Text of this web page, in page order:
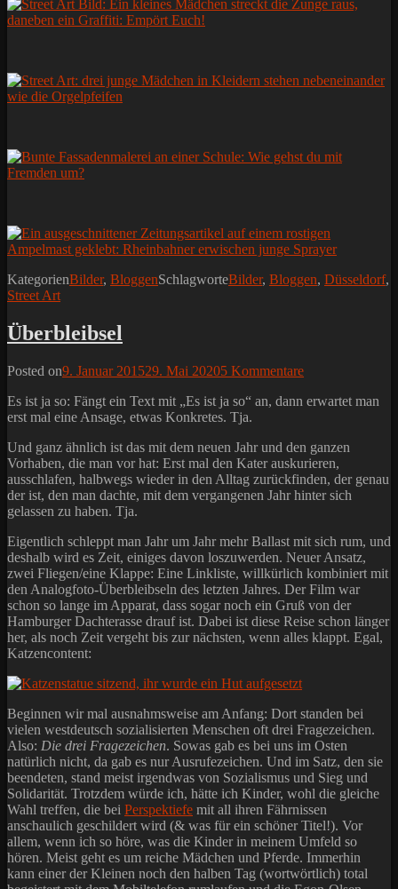
KategorienBilder, BloggenSchlagworteBilder, Bloggen, Düsseldorf,
Street Art
Überbleibsel
Posted on9. Januar 201529. Mai 20205 Kommentare
Es ist ja so: Fängt ein Text mit „Es ist ja so“ an, dann erwartet man
erst mal eine Ansage, etwas Konkretes. Tja.
Und ganz ähnlich ist das mit dem neuen Jahr und den ganzen
Vorhaben, die man vor hat: Erst mal den Kater auskurieren,
ausschlafen, halbwegs wieder in den Alltag zurückfinden, der genau
der ist, den man dachte, mit dem vergangenen Jahr hinter sich
gelassen zu haben. Tja.
Eigentlich schleppt man Jahr um Jahr mehr Ballast mit sich rum, und
deshalb wird es Zeit, einiges davon loszuwerden. Neuer Ansatz,
zwei Fliegen/eine Klappe: Eine Linkliste, willkürlich kombiniert mit
den Analogfoto-Überbleibseln des letzten Jahres. Der Film war
schon so lange im Apparat, dass sogar noch ein Gruß von der
Hamburger Dachterasse drauf ist. Dabei ist diese Reise schon länger
her, als noch Zeit vergeht bis zur nächsten, wenn alles klappt. Egal,
Katzencontent:
Beginnen wir mal ausnahmsweise am Anfang: Dort standen bei
vielen westdeutsch sozialisierten Menschen oft drei Fragezeichen.
Also: Die drei Fragezeichen. Sowas gab es bei uns im Osten
natürlich nicht, da gab es nur Ausrufezeichen. Und im Satz, den sie
beendeten, stand meist irgendwas von Sozialismus und Sieg und
Solidarität. Trotzdem würde ich, hätte ich Kinder, wohl die gleiche
Wahl treffen, die bei Perspektiefe mit all ihren Fährnissen
anschaulich geschildert wird (& was für ein schöner Titel!). Vor
allem, wenn ich so höre, was die Kinder in meinem Umfeld so
hören. Meist geht es um reiche Mädchen und Pferde. Immerhin
kann einer der Kleinen noch den halben Tag (wortwörtlich) total